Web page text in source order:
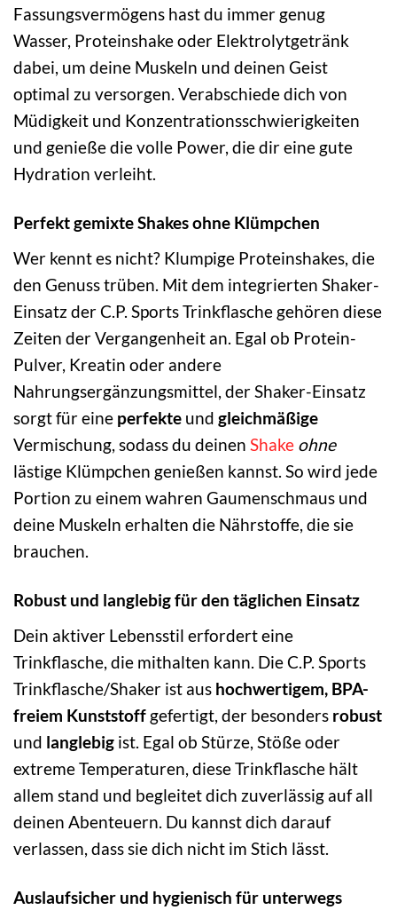
Fassungsvermögens hast du immer genug
Wasser, Proteinshake oder Elektrolytgetränk
dabei, um deine Muskeln und deinen Geist
optimal zu versorgen. Verabschiede dich von
Müdigkeit und Konzentrationsschwierigkeiten
und genieße die volle Power, die dir eine gute
Hydration verleiht.
Perfekt gemixte Shakes ohne Klümpchen
Wer kennt es nicht? Klumpige Proteinshakes, die
den Genuss trüben. Mit dem integrierten Shaker-
Einsatz der C.P. Sports Trinkflasche gehören diese
Zeiten der Vergangenheit an. Egal ob Protein-
Pulver, Kreatin oder andere
Nahrungsergänzungsmittel, der Shaker-Einsatz
sorgt für eine perfekte und gleichmäßige
Vermischung, sodass du deinen Shake ohne
lästige Klümpchen genießen kannst. So wird jede
Portion zu einem wahren Gaumenschmaus und
deine Muskeln erhalten die Nährstoffe, die sie
brauchen.
Robust und langlebig für den täglichen Einsatz
Dein aktiver Lebensstil erfordert eine
Trinkflasche, die mithalten kann. Die C.P. Sports
Trinkflasche/Shaker ist aus hochwertigem, BPA-
freiem Kunststoff gefertigt, der besonders robust
und langlebig ist. Egal ob Stürze, Stöße oder
extreme Temperaturen, diese Trinkflasche hält
allem stand und begleitet dich zuverlässig auf all
deinen Abenteuern. Du kannst dich darauf
verlassen, dass sie dich nicht im Stich lässt.
Auslaufsicher und hygienisch für unterwegs